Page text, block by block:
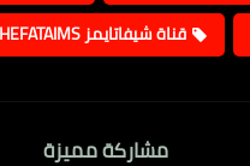
قناة شيفاتايمز TV / SHEFATAIMS
مشاركة مميزة